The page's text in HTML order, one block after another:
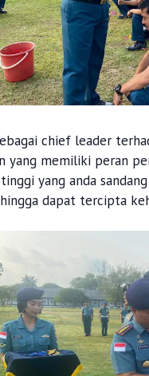
chief leader
yang memiliki peran
yang anda
dapat tercipta